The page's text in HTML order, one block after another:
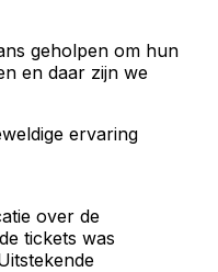
geholpen om hun
en daar zijn we
ervaring
over de
tickets was